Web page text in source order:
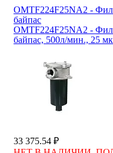
OMTF224F25NA2 -
байпас
OMTF224F25NA2 -
байпас, 500л/мин., 25
33 375.54 ₽